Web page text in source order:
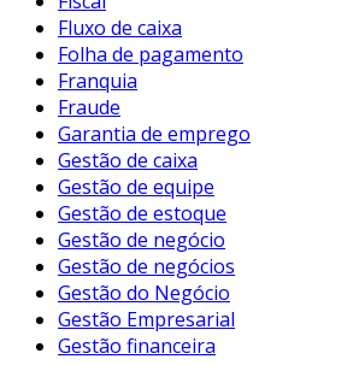
Fluxo de caixa
Folha de pagamento
Franquia
Fraude
Garantia de emprego
Gestão de caixa
Gestão de equipe
Gestão de estoque
Gestão de negócio
Gestão de negócios
Gestão do Negócio
Gestão Empresarial
Gestão financeira